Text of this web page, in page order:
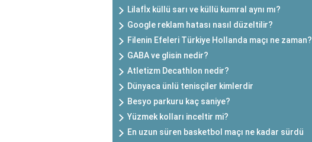
Lilafİx küllü sarı ve küllü kumral aynı mı?
Google reklam hatası nasıl düzeltilir?
Filenin Efeleri Türkiye Hollanda maçı ne zaman?
GABA ve glisin nedir?
Atletizm Decathlon nedir?
Dünyaca ünlü tenisçiler kimlerdir
Besyo parkuru kaç saniye?
Yüzmek kolları inceltir mi?
En uzun süren basketbol maçı ne kadar sürdü